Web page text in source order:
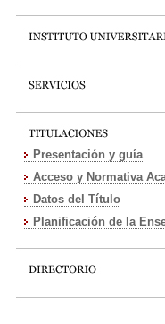
Presentación y guía
Acceso y Normativa
Datos del Título
Planificación de la